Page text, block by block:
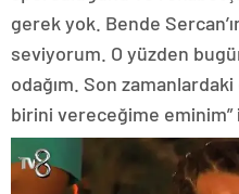
gerek yok. Bende
seviyorum. O yüzden
odağım. Son
birini vereceğime eminim”